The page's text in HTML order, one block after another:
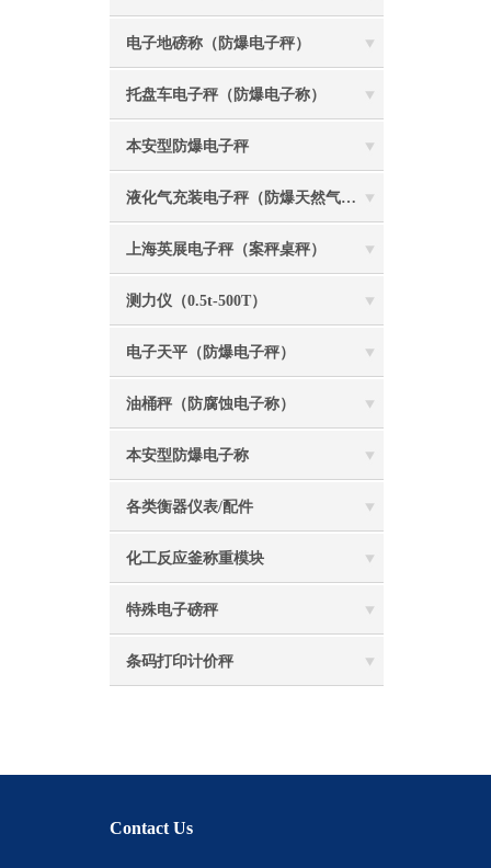
电子地磅称（防爆电子秤）
托盘车电子秤（防爆电子称）
本安型防爆电子秤
液化气充装电子秤（防爆天然气灌装称）
上海英展电子秤（案秤桌秤）
测力仪（0.5t-500T）
电子天平（防爆电子秤）
油桶秤（防腐蚀电子称）
本安型防爆电子称
各类衡器仪表/配件
化工反应釜称重模块
特殊电子磅秤
条码打印计价秤
Contact Us